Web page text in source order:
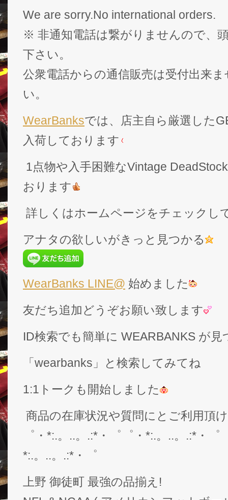
We are sorry.No international orders.
※ 非通知電話は繋がりませんので、
下さい。
公衆電話からの通信販売は受付出来
い。
WearBanksでは、店主自ら厳選した
入荷しております
1点物や入手困難なVintage
おります
詳しくはホームページをチェックし
アナタの欲しいがきっと見つかる
WearBanks LINE@ 始めました
友だち追加どうぞお願い致します
ID検索でも簡単に WEARBANKS が
「wearbanks」と検索してみてね
1:1トークも開始しました
商品の在庫状況や質問にとご利用頂
゜・*:.。..。.:*・゜゜・*:.。..。.:*・
*:.。..。.:*・゜
上野 御徒町 最強の品揃え!